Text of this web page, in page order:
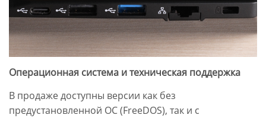
Операционная система и техническая поддержка
В продаже доступны версии как без
предустановленной ОС (FreeDOS), так и с